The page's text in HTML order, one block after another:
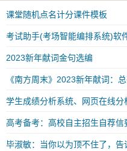
课堂随机点名计分课件模板
考试助手(考场智能编排系统)软
2023新年献词金句选编
学生成绩分析系统、网页在线
高考备考：高校自主招生自荐信
毕淑敏：当你以为顶不住了，告